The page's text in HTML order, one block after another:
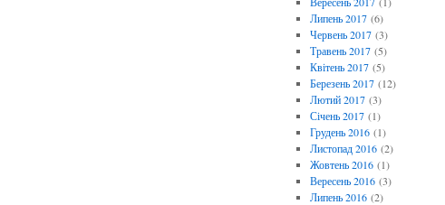
Липень 2017(6)
Червень 2017(3)
Травень 2017(5)
Квітень 2017(5)
Березень 2017(12)
Лютий 2017(3)
Січень 2017(1)
Грудень 2016(1)
Листопад 2016(2)
Жовтень 2016(1)
Вересень 2016(3)
Липень 2016(2)